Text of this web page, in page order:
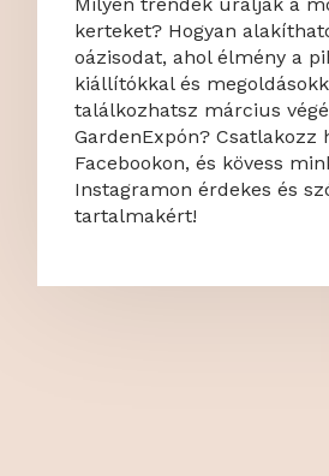
Milyen trendek uralják a
kerteket? Hogyan
oázisodat, ahol élmény a
kiállítókkal és
találkozhatsz március
GardenExpón? Csatlakozz
Facebookon, és kövess
Instagramon érdekes és
tartalmakért!